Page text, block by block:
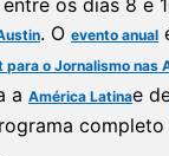
. O evento anual
para o Jornalismo nas
a América Latinae
completo